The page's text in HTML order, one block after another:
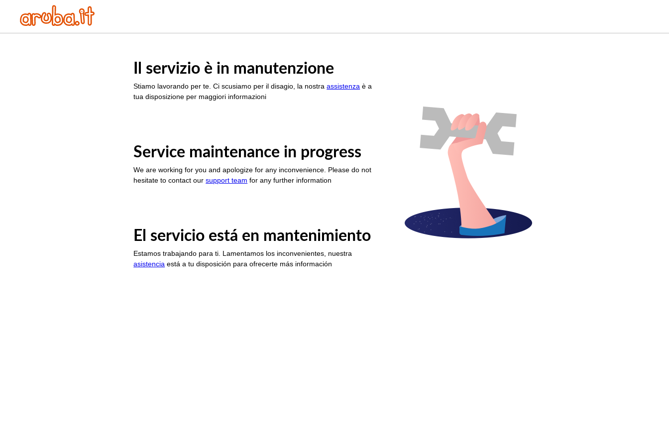
Il servizio è in manutenzione
Stiamo lavorando per te. Ci scusiamo per il disagio, la nostraassistenza è a
tua disposizione per maggiori informazioni
Service maintenance in progress
We are working for you and apologize for any inconvenience. Please do not
hesitate to contact oursupport team for any further information
El servicio está en mantenimiento
Estamos trabajando para ti. Lamentamos los inconvenientes, nuestra
asistencia está a tu disposición para ofrecerte más información